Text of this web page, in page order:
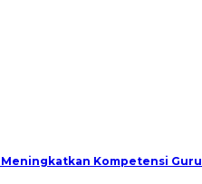
Meningkatkan Kompetensi Guru